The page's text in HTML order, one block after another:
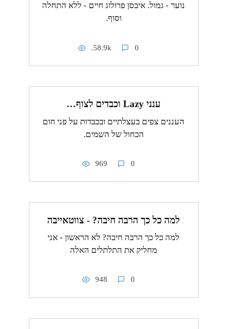
נוער - גמול. איבסן פרולוג חיים - ללא התחלה
וסוף.
0
58.9k.
ענני Lazy וכבדים לצוף…
העננים צפים בעצלתיים ובכבדות על פני חום
הכחול של השמים.
0
969
למה כל כך הרבה חיבה? - צווטאייבה
למה כל כך הרבה חיבה? לא הראשון - אני
מחליק את התלתלים האלה
0
948